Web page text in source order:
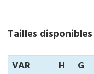
Tailles disponibles
VAR H G